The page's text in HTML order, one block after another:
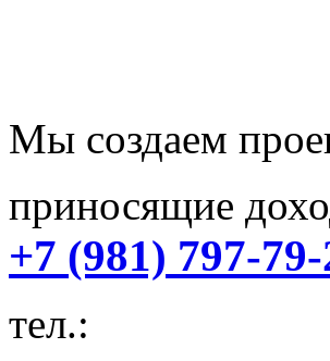
Мы создаем
приносящие
+7 (981) 797-
тел.: